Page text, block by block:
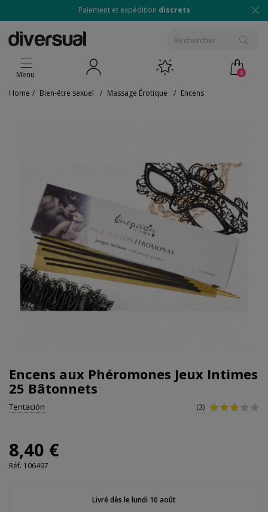
Paiement et expédition discrets
0
Menu
Home / Bien-être sexuel / Massage Érotique / Encens
Encens aux Phéromones Jeux Intimes
25 Bâtonnets
Tentación (3)
8,40 €
Réf. 106497
Livré dès le lundi 10 août